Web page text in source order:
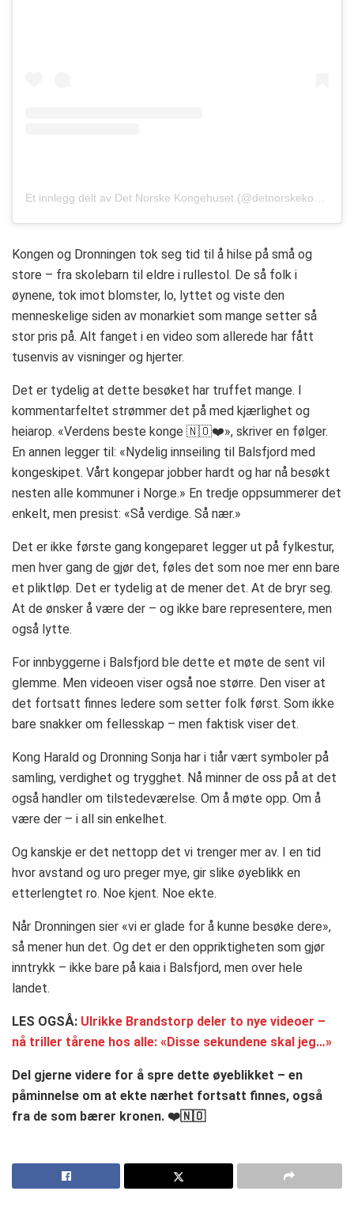
Kongen og Dronningen tok seg tid til å hilse på små og
store – fra skolebarn til eldre i rullestol. De så folk i
øynene, tok imot blomster, lo, lyttet og viste den
menneskelige siden av monarkiet som mange setter så
stor pris på. Alt fanget i en video som allerede har fått
tusenvis av visninger og hjerter.
Det er tydelig at dette besøket har truffet mange. I
kommentarfeltet strømmer det på med kjærlighet og
heiarop. «Verdens beste konge 🇳🇴❤️», skriver en følger.
En annen legger til: «Nydelig innseiling til Balsfjord med
kongeskipet. Vårt kongepar jobber hardt og har nå besøkt
nesten alle kommuner i Norge.» En tredje oppsummerer det
enkelt, men presist: «Så verdige. Så nær.»
Det er ikke første gang kongeparet legger ut på fylkestur,
men hver gang de gjør det, føles det som noe mer enn bare
et pliktløp. Det er tydelig at de mener det. At de bryr seg.
At de ønsker å være der – og ikke bare representere, men
også lytte.
For innbyggerne i Balsfjord ble dette et møte de sent vil
glemme. Men videoen viser også noe større. Den viser at
det fortsatt finnes ledere som setter folk først. Som ikke
bare snakker om fellesskap – men faktisk viser det.
Kong Harald og Dronning Sonja har i tiår vært symboler på
samling, verdighet og trygghet. Nå minner de oss på at det
også handler om tilstedeværelse. Om å møte opp. Om å
være der – i all sin enkelhet.
Og kanskje er det nettopp det vi trenger mer av. I en tid
hvor avstand og uro preger mye, gir slike øyeblikk en
etterlengtet ro. Noe kjent. Noe ekte.
Når Dronningen sier «vi er glade for å kunne besøke dere»,
så mener hun det. Og det er den oppriktigheten som gjør
inntrykk – ikke bare på kaia i Balsfjord, men over hele
landet.
LES OGSÅ: Ulrikke Brandstorp deler to nye videoer –
nå triller tårene hos alle: «Disse sekundene skal jeg…»
Del gjerne videre for å spre dette øyeblikket – en
påminnelse om at ekte nærhet fortsatt finnes, også
fra de som bærer kronen. ❤️🇳🇴